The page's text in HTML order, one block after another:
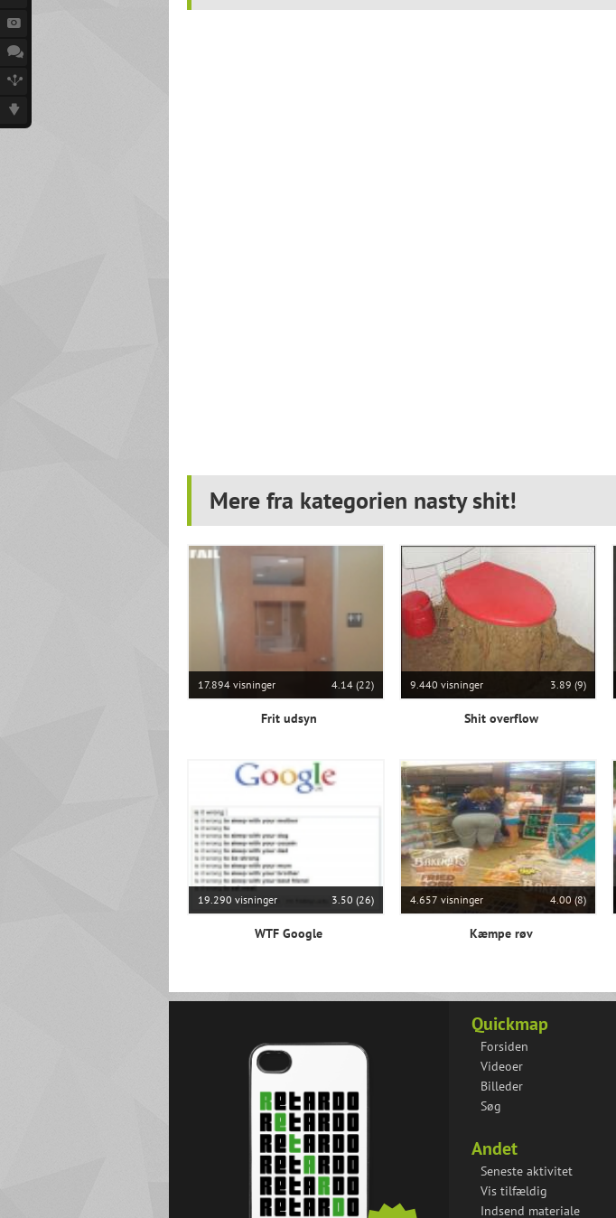
Mere fra kategorien nasty shit!
17.894 visninger 4.14 (22)
Frit udsyn
9.440 visninger 3.89 (9)
Shit overflow
19.290 visninger 3.50 (26)
WTF Google
4.657 visninger 4.00 (8)
Kæmpe røv
Quickmap
Forsiden
Videoer
Billeder
Søg
Andet
Seneste aktivitet
Vis tilfældig
Indsend materiale